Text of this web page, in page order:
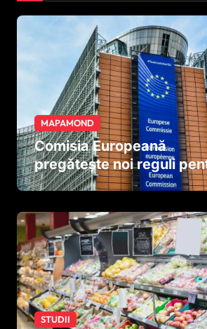
MAPAMOND
Comisia Europeană
pregătește noi reguli
tutun și țigările
STUDII